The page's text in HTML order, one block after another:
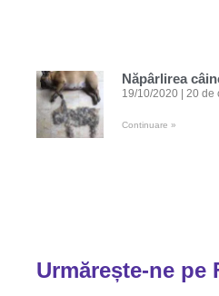
Năpârlirea
19/10/2020 20 de
Continuare »
Urmărește-ne pe